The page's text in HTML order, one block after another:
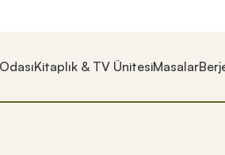
Kitaplık & TV ÜnitesiMasalar